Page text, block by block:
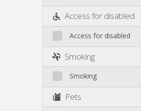
Access for disabled
Access for disabled
Smoking
Smoking
Pets